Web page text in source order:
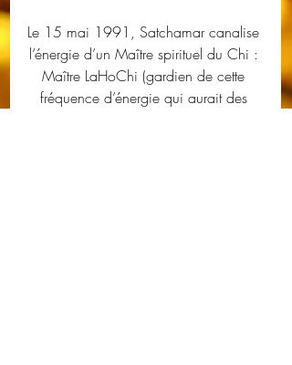
Le 15 mai 1991, Satchamar canalise
l’énergie d’un Maître spirituel du Chi :
Maître LaHoChi (gardien de cette
fréquence d’énergie qui aurait des